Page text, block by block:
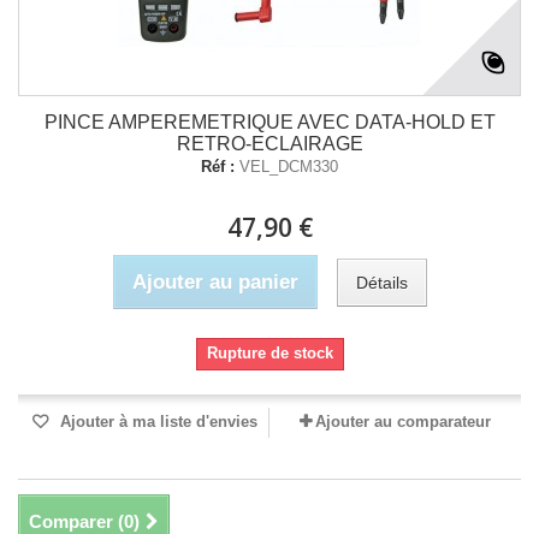
PINCE AMPEREMETRIQUE AVEC DATA-HOLD ET
RETRO-ECLAIRAGE
Réf : VEL_DCM330
47,90 €
Ajouter au panier Détails
Rupture de stock
Ajouter à ma liste d'envies Ajouter au comparateur
Comparer (0)